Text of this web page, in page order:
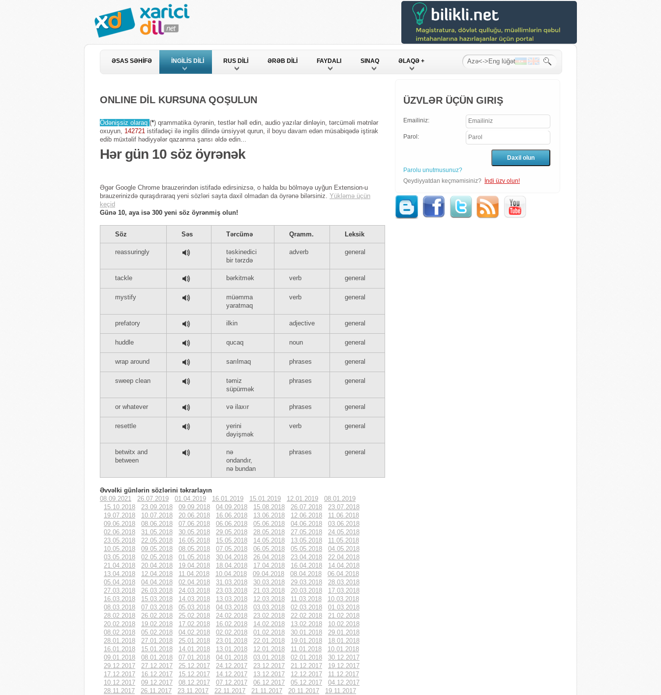
ƏSAS SƏHİFƏ İNGİLİS DİLİ RUS DİLİ ƏRƏB DİLİ FAYDALI SINAQ ƏLAQƏ +
ONLINE DİL KURSUNA QOŞULUN
Ödənişsiz olaraq (*) qrammatika öyrənin, testlər həll edin, audio yazılar dinləyin, tərcüməli mətnlər
oxuyun, 142721 istifadəçi ilə ingilis dilində ünsiyyət qurun, il boyu davam edən müsabiqədə iştirak
edib müxtəlif hədiyyələr qazanma şansı əldə edin...
Hər gün 10 söz öyrənək
Əgər Google Chrome brauzerindən istifadə edirsinizsə, o halda bu bölməyə uyğun Extension-u
brauzerinizdə quraşdıraraq yeni sözləri sayta daxil olmadan da öyrənə bilərsiniz. Yükləmə üçün
keçid
Günə 10, aya isə 300 yeni söz öyrənmiş olun!
Söz Səs Tərcümə Qramm. Leksik
reassuringly
təskinedici
bir tərzdə
adverb general
tackle bərkitmək verb general
mystify
müəmma
yaratmaq
verb general
prefatory ilkin adjective general
huddle qucaq noun general
wrap around sarılmaq phrases general
sweep clean
təmiz
süpürmək
phrases general
or whatever və ilaxır phrases general
resettle
yerini
dəyişmək
verb general
betwitx and
between
nə
ondandır,
nə bundan
phrases general
Əvvəlki günlərin sözlərini təkrarlayın
08.09.2021
26.07.2019 01.04.2019 16.01.2019 15.01.2019 12.01.2019
08.01.2019
15.10.2018
23.09.2018 09.09.2018 04.09.2018 15.08.2018 26.07.2018
23.07.2018
19.07.2018
10.07.2018 20.06.2018 16.06.2018 13.06.2018 12.06.2018
11.06.2018
09.06.2018
08.06.2018 07.06.2018 06.06.2018 05.06.2018 04.06.2018
03.06.2018
02.06.2018
31.05.2018 30.05.2018 29.05.2018 28.05.2018 27.05.2018
24.05.2018
23.05.2018
22.05.2018 16.05.2018 15.05.2018 14.05.2018 13.05.2018
11.05.2018
10.05.2018
09.05.2018 08.05.2018 07.05.2018 06.05.2018 05.05.2018
04.05.2018
03.05.2018
02.05.2018 01.05.2018 30.04.2018 26.04.2018 23.04.2018
22.04.2018
21.04.2018
20.04.2018 19.04.2018 18.04.2018 17.04.2018 16.04.2018
14.04.2018
13.04.2018
12.04.2018 11.04.2018 10.04.2018 09.04.2018 08.04.2018
06.04.2018
05.04.2018
04.04.2018 02.04.2018 31.03.2018 30.03.2018 29.03.2018
28.03.2018
27.03.2018
26.03.2018 24.03.2018 23.03.2018 21.03.2018 20.03.2018
17.03.2018
16.03.2018
15.03.2018 14.03.2018 13.03.2018 12.03.2018 11.03.2018
10.03.2018
08.03.2018
07.03.2018 05.03.2018 04.03.2018 03.03.2018 02.03.2018
01.03.2018
28.02.2018
26.02.2018 25.02.2018 24.02.2018 23.02.2018 22.02.2018
21.02.2018
20.02.2018
19.02.2018 17.02.2018 16.02.2018 14.02.2018 13.02.2018
10.02.2018
08.02.2018
05.02.2018 04.02.2018 02.02.2018 01.02.2018 30.01.2018
29.01.2018
28.01.2018
27.01.2018 25.01.2018 23.01.2018 22.01.2018 19.01.2018
18.01.2018
16.01.2018
15.01.2018 14.01.2018 13.01.2018 12.01.2018 11.01.2018
10.01.2018
09.01.2018
08.01.2018 07.01.2018 04.01.2018 03.01.2018 02.01.2018
30.12.2017
29.12.2017
27.12.2017 25.12.2017 24.12.2017 23.12.2017 21.12.2017
19.12.2017
17.12.2017
16.12.2017 15.12.2017 14.12.2017 13.12.2017 12.12.2017
11.12.2017
10.12.2017
09.12.2017 08.12.2017 07.12.2017 06.12.2017 05.12.2017
04.12.2017
28.11.2017
26.11.2017 23.11.2017 22.11.2017 21.11.2017 20.11.2017
19.11.2017
ÜZVLƏR ÜÇÜN GIRIŞ
Emailiniz:
Parol:
Parolu unutmusunuz?
Qeydiyyatdan keçməmisiniz?
İndi üzv olun!